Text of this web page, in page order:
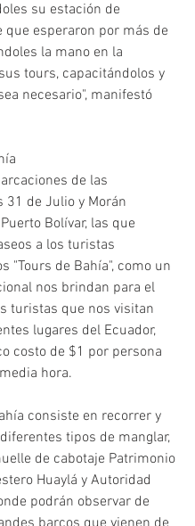
su estación de
que esperaron por más de
la mano en la
tours, capacitándolos y
necesario", manifestó
de las
31 de Julio y Morán
Bolívar, las que
a los turistas
"Tours de Bahía", como un
nos brindan para el
turistas que nos visitan
lugares del Ecuador,
costo de $1 por persona
hora.
consiste en recorrer y
tipos de manglar,
de cabotaje Patrimonio
Huaylá y Autoridad
podrán observar de